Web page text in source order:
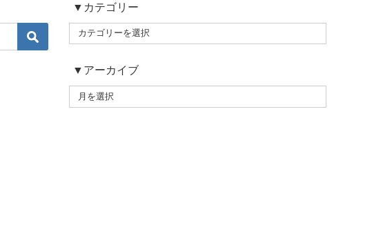
▼カテゴリー
▼アーカイブ